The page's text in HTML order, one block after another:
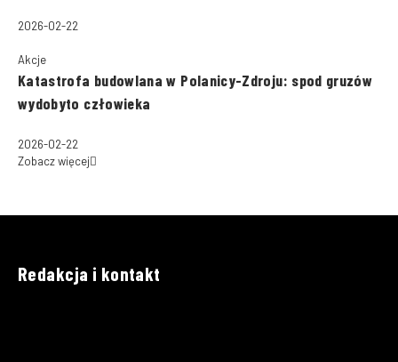
2026-02-22
Akcje
Katastrofa budowlana w Polanicy-Zdroju: spod gruzów
wydobyto człowieka
2026-02-22
Zobacz więcej
Redakcja i kontakt